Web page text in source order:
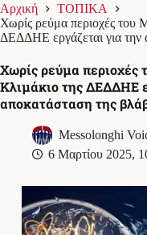
Αρχική
ΤΟΠΙΚΑ
Χωρίς ρεύμα περιοχές του
ΔΕΔΔΗΕ εργάζεται για την
Χωρίς ρεύμα περιοχές
Κλιμάκιο της ΔΕΔΔΗΕ
αποκατάσταση της
Messolonghi
6 Μαρτίου 2025,